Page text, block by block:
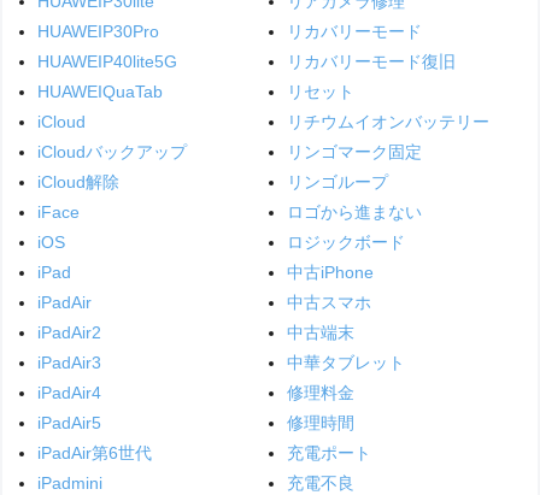
HUAWEIP30Pro
HUAWEIP40lite5G
HUAWEIQuaTab
iCloud
iCloudバックアップ
iCloud解除
iFace
iOS
iPad
iPadAir
iPadAir2
iPadAir3
iPadAir4
iPadAir5
iPadAir第6世代
iPadmini
リカバリーモード
リカバリーモード復旧
リセット
リチウムイオンバッテリー
リンゴマーク固定
リンゴループ
ロゴから進まない
ロジックボード
中古iPhone
中古スマホ
中古端末
中華タブレット
修理料金
修理時間
充電ポート
充電不良